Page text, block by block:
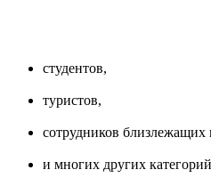
студентов,
туристов,
сотрудников близлежащих
и многих других